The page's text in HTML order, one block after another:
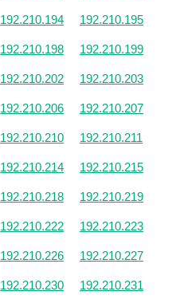
192.210.194 192.210.195
192.210.198 192.210.199
192.210.202 192.210.203
192.210.206 192.210.207
192.210.210 192.210.211
192.210.214 192.210.215
192.210.218 192.210.219
192.210.222 192.210.223
192.210.226 192.210.227
192.210.230 192.210.231